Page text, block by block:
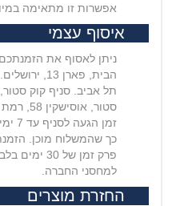
אפשרות זו מתאימה
איסוף עצמי
ניתן לאסוף את
סטור, אוסישקין 58, רמת השרון.
כך שהמשלוח מוכן.
פרק זמן של
למחסני החברה.
החזרת מוצרים